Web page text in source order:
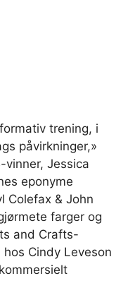
trening, i
påvirkninger,»
vinner, Jessica
eponyme
Colefax & John
farger og
and Crafts-
Cindy Leveson